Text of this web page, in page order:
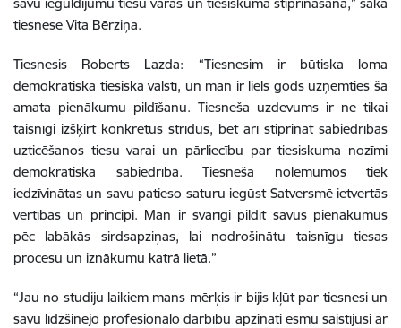
tiesnese Vita Bērziņa.
Tiesnesis Roberts Lazda: “Tiesnesim ir būtiska loma
demokrātiskā tiesiskā valstī, un man ir liels gods uzņemties šā
amata pienākumu pildīšanu. Tiesneša uzdevums ir ne tikai
taisnīgi izšķirt konkrētus strīdus, bet arī stiprināt sabiedrības
uzticēšanos tiesu varai un pārliecību par tiesiskuma nozīmi
demokrātiskā sabiedrībā. Tiesneša nolēmumos tiek
iedzīvinātas un savu patieso saturu iegūst Satversmē ietvertās
vērtības un principi. Man ir svarīgi pildīt savus pienākumus
pēc labākās sirdsapziņas, lai nodrošinātu taisnīgu tiesas
procesu un iznākumu katrā lietā.”
“Jau no studiju laikiem mans mērķis ir bijis kļūt par tiesnesi un
savu līdzšinējo profesionālo darbību apzināti esmu saistījusi ar